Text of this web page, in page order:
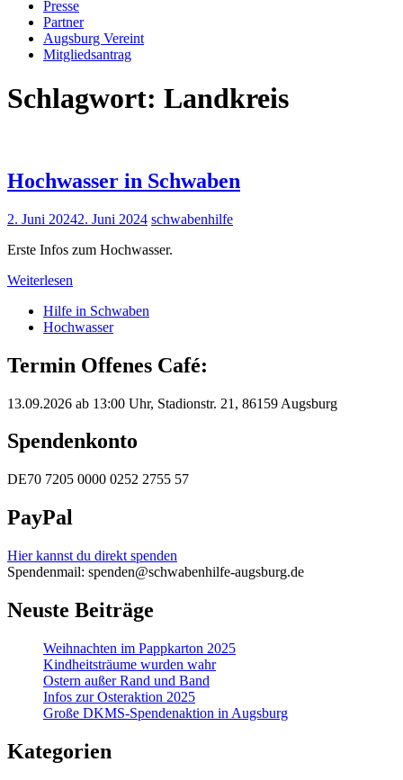
Presse
Partner
Augsburg Vereint
Mitgliedsantrag
Schlagwort: Landkreis
Hochwasser in Schwaben
2. Juni 20242. Juni 2024 schwabenhilfe
Erste Infos zum Hochwasser.
Weiterlesen
Hilfe in Schwaben
Hochwasser
Termin Offenes Café:
13.09.2026 ab 13:00 Uhr, Stadionstr. 21, 86159 Augsburg
Spendenkonto
DE70 7205 0000 0252 2755 57
PayPal
Hier kannst du direkt spenden
Spendenmail: spenden@schwabenhilfe-augsburg.de
Neuste Beiträge
Weihnachten im Pappkarton 2025
Kindheitsträume wurden wahr
Ostern außer Rand und Band
Infos zur Osteraktion 2025
Große DKMS-Spendenaktion in Augsburg
Kategorien